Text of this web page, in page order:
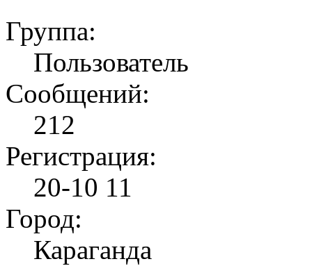
Группа:
Пользователь
Сообщений:
212
Регистрация:
20-10 11
Город:
Караганда